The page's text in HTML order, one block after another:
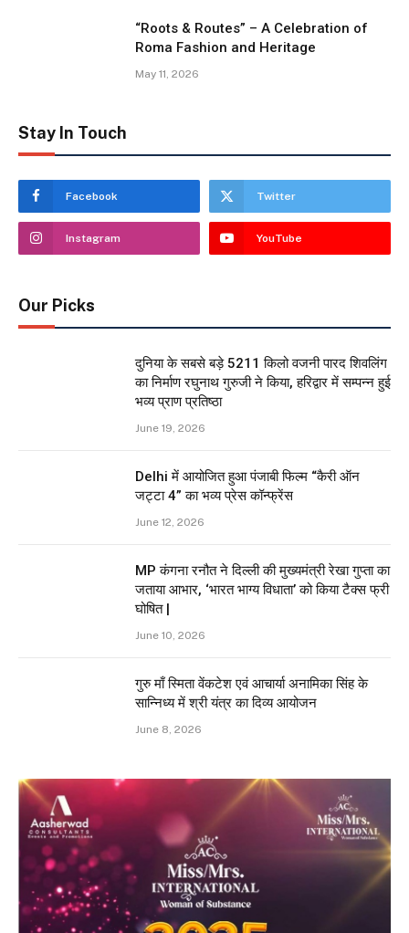
“Roots & Routes” – A Celebration of
Roma Fashion and Heritage
May 11, 2026
Stay In Touch
Facebook Twitter
Instagram YouTube
Our Picks
दुनिया के सबसे बड़े 5211 किलो वजनी पारद शिवलिंग
का निर्माण रघुनाथ गुरुजी ने किया, हरिद्वार में सम्पन्न हुई
भव्य प्राण प्रतिष्ठा
June 19, 2026
Delhi में आयोजित हुआ पंजाबी फिल्म “कैरी ऑन
जट्टा 4” का भव्य प्रेस कॉन्फ्रेंस
June 12, 2026
MP कंगना रनौत ने दिल्ली की मुख्यमंत्री रेखा गुप्ता का
जताया आभार, ‘भारत भाग्य विधाता’ को किया टैक्स फ्री
घोषित |
June 10, 2026
गुरु माँ स्मिता वेंकटेश एवं आचार्या अनामिका सिंह के
सान्निध्य में श्री यंत्र का दिव्य आयोजन
June 8, 2026